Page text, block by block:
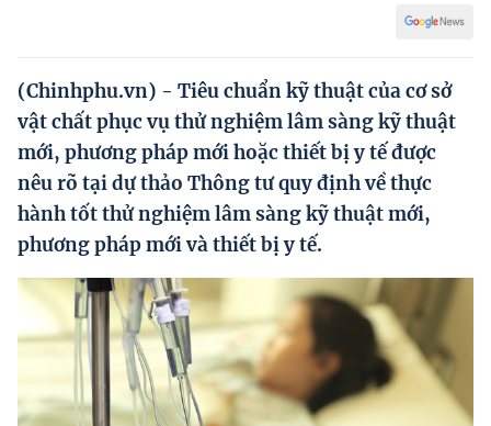
Phát triển kinh tế tư nhân và doanh nghiệp dân tộc
Ocop và chuỗi giá trị Nông sản
Kinh tế tư nhân
Doanh nghiệp dân tộc
Khác
Video
Photo
(Chinhphu.vn) - Tiêu chuẩn kỹ thuật của cơ sở
vật chất phục vụ thử nghiệm lâm sàng kỹ thuật
mới, phương pháp mới hoặc thiết bị y tế được
nêu rõ tại dự thảo Thông tư quy định về thực
hành tốt thử nghiệm lâm sàng kỹ thuật mới,
phương pháp mới và thiết bị y tế.